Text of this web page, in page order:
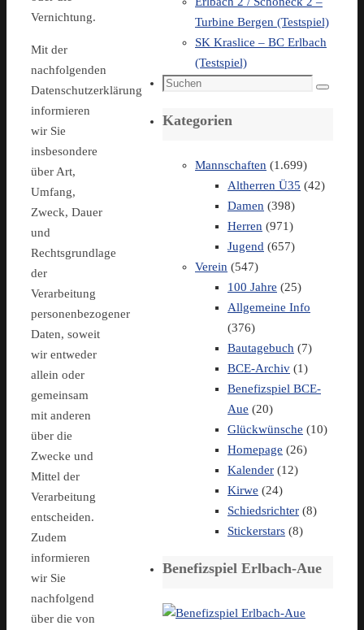
Vernichtung.
Mit der
nachfolgenden
Datenschutzerklärung
informieren
wir Sie
insbesondere
über Art,
Umfang,
Zweck, Dauer
und
Rechtsgrundlage
der
Verarbeitung
personenbezogener
Daten, soweit
wir entweder
allein oder
gemeinsam
mit anderen
über die
Zwecke und
Mittel der
Verarbeitung
entscheiden.
Zudem
informieren
wir Sie
nachfolgend
über die von
Turbine Bergen (Testspiel)
SK Kraslice – BC Erlbach
(Testspiel)
Suchen
Suchen
Kategorien
Mannschaften (1.699)
Altherren Ü35 (42)
Damen (398)
Herren (971)
Jugend (657)
Verein (547)
100 Jahre (25)
Allgemeine Info
(376)
Bautagebuch (7)
BCE-Archiv (1)
Benefizspiel BCE-
Aue (20)
Glückwünsche (10)
Homepage (26)
Kalender (12)
Kirwe (24)
Schiedsrichter (8)
Stickerstars (8)
Benefizspiel Erlbach-Aue